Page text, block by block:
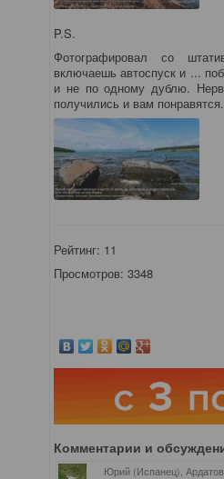
P.S.
Фотографировал со
включаешь автоспуск и ...
и не по одному дублю.
получились и вам
Рейтинг: 11
Просмотров: 3348
Комментарии и
Юрий (Испанец), Ардатов